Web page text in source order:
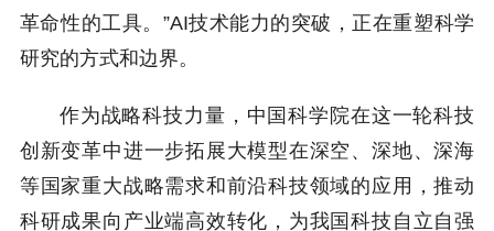
革命性的工具。”AI技术能力的突破，正在重塑科学
研究的方式和边界。
作为战略科技力量，中国科学院在这一轮科技
创新变革中进一步拓展大模型在深空、深地、深海
等国家重大战略需求和前沿科技领域的应用，推动
科研成果向产业端高效转化，为我国科技自立自强